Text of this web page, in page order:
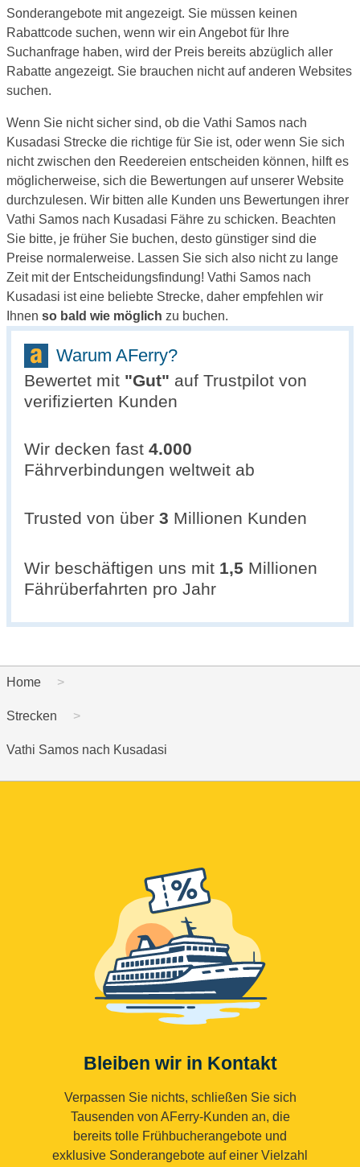
Sonderangebote mit angezeigt. Sie müssen keinen
Rabattcode suchen, wenn wir ein Angebot für Ihre
Suchanfrage haben, wird der Preis bereits abzüglich aller
Rabatte angezeigt. Sie brauchen nicht auf anderen Websites
suchen.
Wenn Sie nicht sicher sind, ob die Vathi Samos nach
Kusadasi Strecke die richtige für Sie ist, oder wenn Sie sich
nicht zwischen den Reedereien entscheiden können, hilft es
möglicherweise, sich die Bewertungen auf unserer Website
durchzulesen. Wir bitten alle Kunden uns Bewertungen ihrer
Vathi Samos nach Kusadasi Fähre zu schicken. Beachten
Sie bitte, je früher Sie buchen, desto günstiger sind die
Preise normalerweise. Lassen Sie sich also nicht zu lange
Zeit mit der Entscheidungsfindung! Vathi Samos nach
Kusadasi ist eine beliebte Strecke, daher empfehlen wir
Ihnen so bald wie möglich zu buchen.
Warum AFerry?
Bewertet mit "Gut" auf Trustpilot von
verifizierten Kunden
Wir decken fast 4.000
Fährverbindungen weltweit ab
Trusted von über 3 Millionen Kunden
Wir beschäftigen uns mit 1,5 Millionen
Fährüberfahrten pro Jahr
Home
Strecken
Vathi Samos nach Kusadasi
Bleiben wir in Kontakt
Verpassen Sie nichts, schließen Sie sich
Tausenden von AFerry-Kunden an, die
bereits tolle Frühbucherangebote und
exklusive Sonderangebote auf einer Vielzahl